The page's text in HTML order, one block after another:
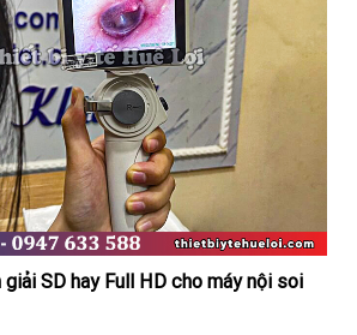
giải SD hay Full HD cho máy nội soi